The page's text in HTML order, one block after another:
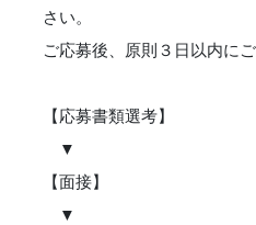
さい。
ご応募後、原則３日以内に
【応募書類選考】
▼
【面接】
▼